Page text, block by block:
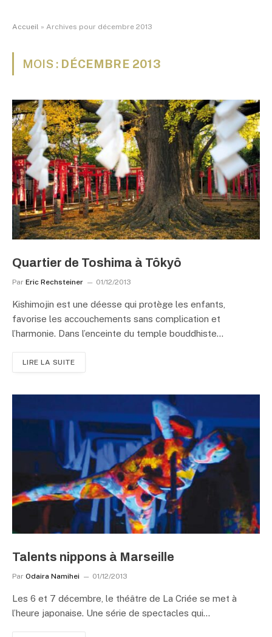
Accueil » Archives pour décembre 2013
MOIS : DÉCEMBRE 2013
Quartier de Toshima à Tôkyô
Par Eric Rechsteiner 01/12/2013
Kishimojin est une déesse qui protège les enfants,
favorise les accouchements sans complication et
l’harmonie. Dans l’enceinte du temple bouddhiste…
LIRE LA SUITE
Talents nippons à Marseille
Par Odaira Namihei 01/12/2013
Les 6 et 7 décembre, le théâtre de La Criée se met à
l’heure japonaise. Une série de spectacles qui…